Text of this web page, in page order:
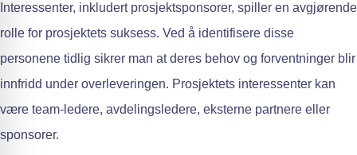
Interessenter, inkludert prosjektsponsorer, spiller en avgjørende
rolle for prosjektets suksess. Ved å identifisere disse
personene tidlig sikrer man at deres behov og forventninger blir
innfridd under overleveringen. Prosjektets interessenter kan
være team-ledere, avdelingsledere, eksterne partnere eller
sponsorer.